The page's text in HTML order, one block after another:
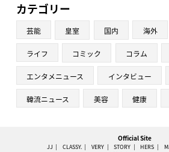
カテゴリー
芸能 皇室 国内 海外
ライフ コミック コラム
エンタメニュース インタビュー
韓流ニュース 美容 健康
Official Site
JJ CLASSY. VERY STORY HERS